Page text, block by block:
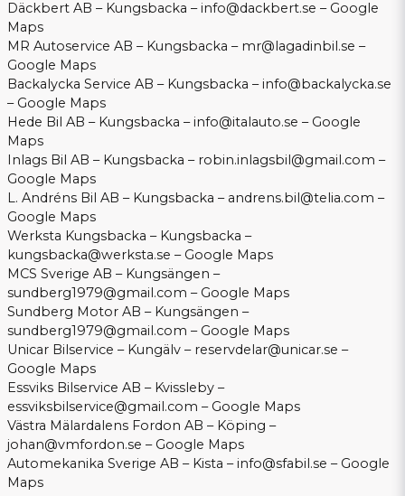
Däckbert AB – Kungsbacka –info@dackbert.se – Google
Maps
MR Autoservice AB – Kungsbacka – mr@lagadinbil.se –
Google Maps
Backalycka Service AB – Kungsbacka –info@backalycka.se
– Google Maps
Hede Bil AB – Kungsbacka –info@italauto.se – Google
Maps
Inlags Bil AB – Kungsbacka – robin.inlagsbil@gmail.com –
Google Maps
L. Andréns Bil AB – Kungsbacka – andrens.bil@telia.com –
Google Maps
Werksta Kungsbacka – Kungsbacka –
kungsbacka@werksta.se – Google Maps
MCS Sverige AB – Kungsängen –
sundberg1979@gmail.com – Google Maps
Sundberg Motor AB – Kungsängen –
sundberg1979@gmail.com – Google Maps
Unicar Bilservice – Kungälv – reservdelar@unicar.se –
Google Maps
Essviks Bilservice AB – Kvissleby –
essviksbilservice@gmail.com – Google Maps
Västra Mälardalens Fordon AB – Köping –
johan@vmfordon.se – Google Maps
Automekanika Sverige AB – Kista –info@sfabil.se – Google
Maps